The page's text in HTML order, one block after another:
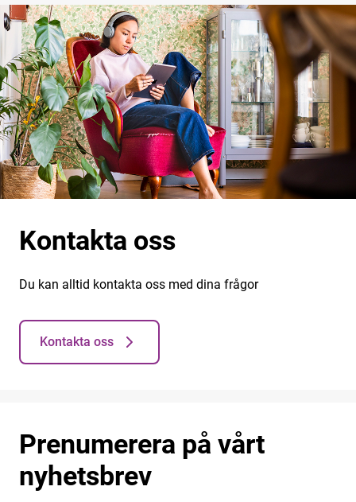
Kontakta oss
Du kan alltid kontakta oss med dina frågor
Kontakta oss
Prenumerera på vårt
nyhetsbrev